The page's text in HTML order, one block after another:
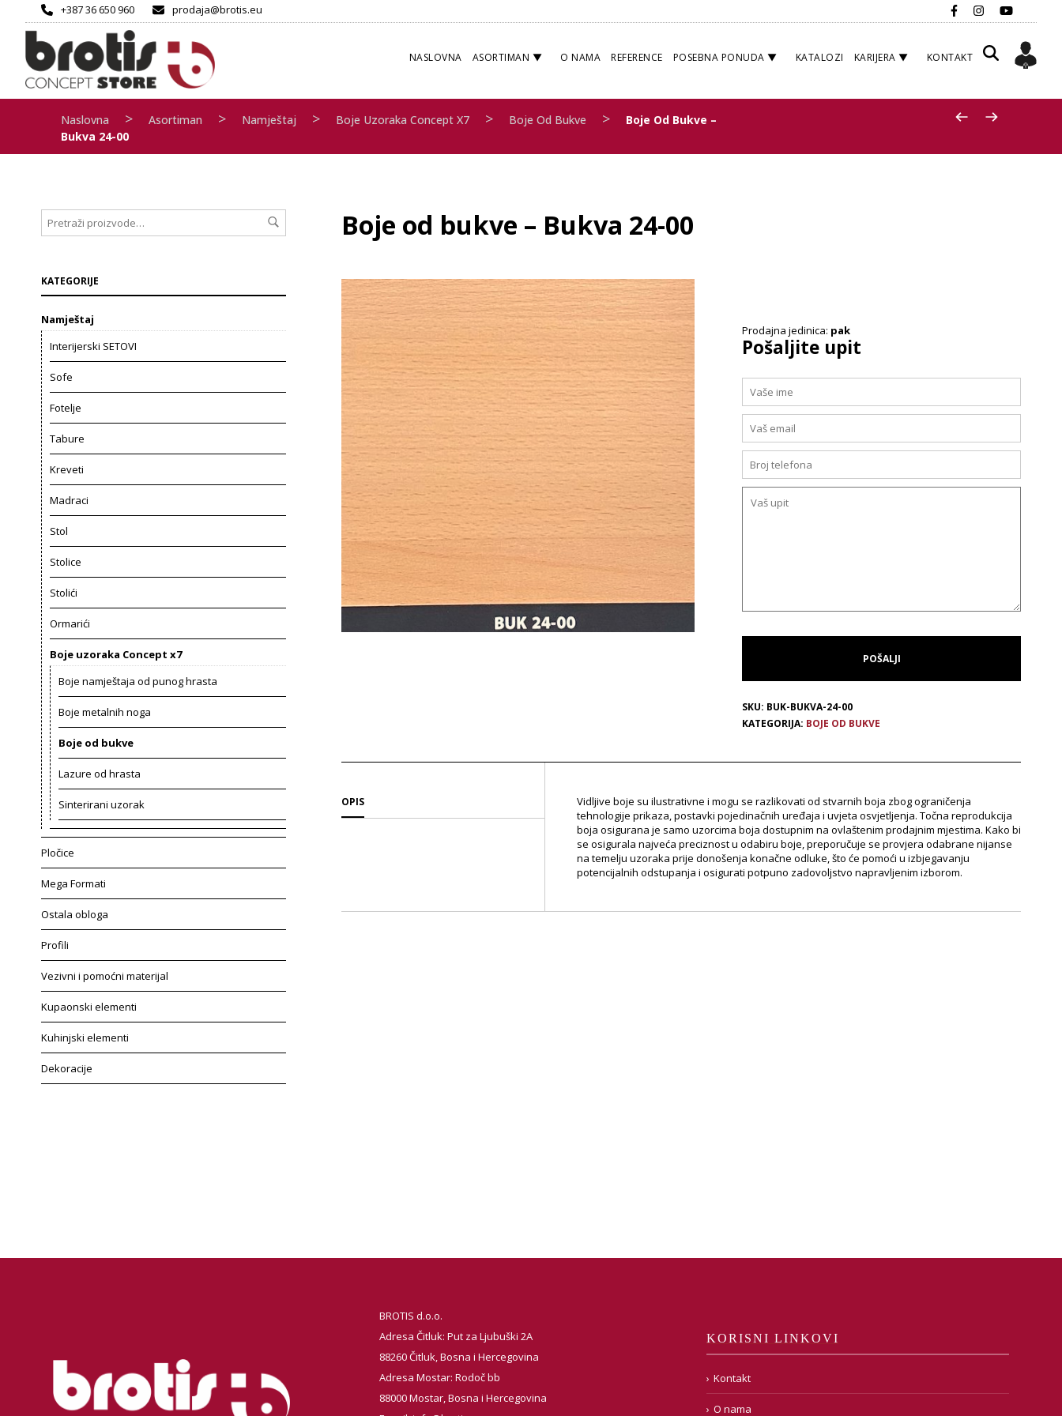
+387 36 650 960 prodaja@brotis.eu
NASLOVNA ASORTIMAN O NAMA REFERENCE POSEBNA PONUDA KATALOZI KARIJERA KONTAKT
Naslovna > Asortiman > Namještaj > Boje Uzoraka Concept X7 > Boje Od Bukve >
Boje Od Bukve –
Bukva 24-00
Boje od bukve – Bukva 24-00
Prodajna jedinica: pak
Pošaljite upit
SKU: BUK-BUKVA-24-00
KATEGORIJA: BOJE OD BUKVE
OPIS
Vidljive boje su ilustrativne i mogu se razlikovati od stvarnih boja zbog ograničenja
tehnologije prikaza, postavki pojedinačnih uređaja i uvjeta osvjetljenja. Točna reprodukcija
boja osigurana je samo uzorcima boja dostupnim na ovlaštenim prodajnim mjestima. Kako bi
se osigurala najveća preciznost u odabiru boje, preporučuje se provjera odabrane nijanse
na temelju uzoraka prije donošenja konačne odluke, što će pomoći u izbjegavanju
potencijalnih odstupanja i osigurati potpuno zadovoljstvo napravljenim izborom.
KATEGORIJE
Namještaj
Interijerski SETOVI
Sofe
Fotelje
Tabure
Kreveti
Madraci
Stol
Stolice
Stolići
Ormarići
Boje uzoraka Concept x7
Boje namještaja od punog hrasta
Boje metalnih noga
Boje od bukve
Lazure od hrasta
Sinterirani uzorak
Pločice
Mega Formati
Ostala obloga
Profili
Vezivni i pomoćni materijal
Kupaonski elementi
Kuhinjski elementi
Dekoracije
BROTIS d.o.o.
Adresa Čitluk: Put za Ljubuški 2A
88260 Čitluk, Bosna i Hercegovina
Adresa Mostar: Rodoč bb
88000 Mostar, Bosna i Hercegovina
KORISNI LINKOVI
Kontakt
O nama